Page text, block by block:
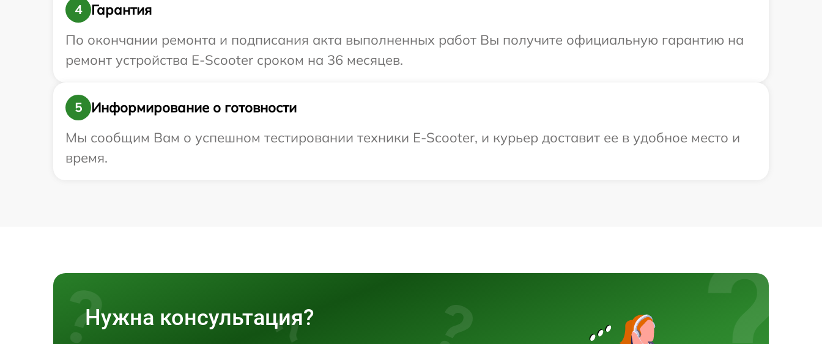
4
Гарантия
По окончании ремонта и подписания акта выполненных работ Вы получите официальную гарантию на
ремонт устройства E-Scooter сроком на 36 месяцев.
5
Информирование о готовности
Мы сообщим Вам о успешном тестировании техники E-Scooter, и курьер доставит ее в удобное место и
время.
Нужна консультация?